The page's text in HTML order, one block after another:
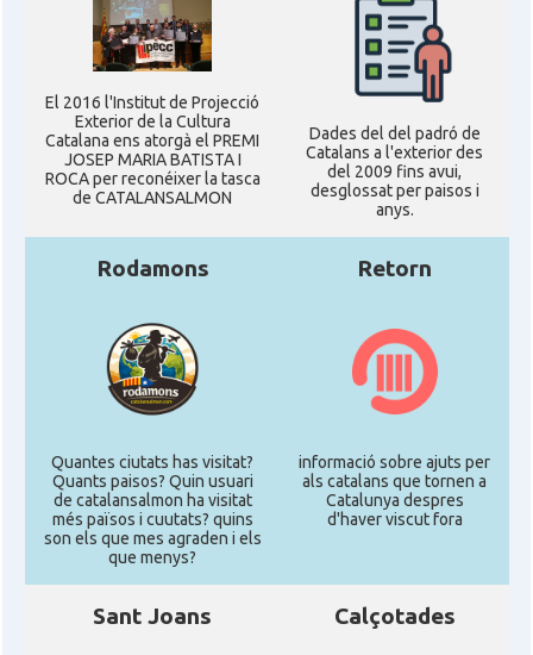
El 2016 l'Institut de Projecció
Exterior de la Cultura
Catalana ens atorgà el PREMI
JOSEP MARIA BATISTA I
ROCA per reconéixer la tasca
de CATALANSALMON
Dades del del padró de
Catalans a l'exterior des
del 2009 fins avui,
desglossat per paisos i
anys.
Rodamons
Quantes ciutats has visitat?
Quants paisos? Quin usuari
de catalansalmon ha visitat
més països i cuutats? quins
son els que mes agraden i els
que menys?
Retorn
informació sobre ajuts per
als catalans que tornen a
Catalunya despres
d'haver viscut fora
Sant Joans Calçotades